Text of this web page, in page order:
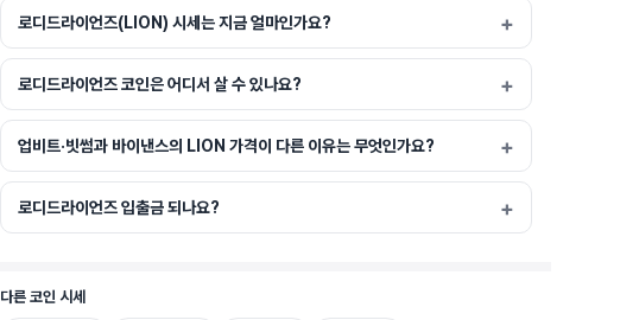
로디드라이언즈(LION) 시세는 지금 얼마인가요?
로디드라이언즈 코인은 어디서 살 수 있나요?
업비트·빗썸과 바이낸스의 LION 가격이 다른 이유는 무엇인가요?
로디드라이언즈 입출금 되나요?
다른 코인 시세